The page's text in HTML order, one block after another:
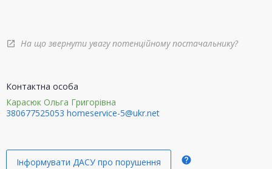
open_in_new На що звернути увагу потенційному постачальнику?
Контактна особа
Карасюк Ольга Григорівна
380677525053 homeservice-5@ukr.net
Інформувати ДАСУ про порушення help